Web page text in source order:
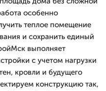
особенно
теплое помещение
и сохранить единый
выполняет
с учетом нагрузки
кровли и будущего
конструкцию так,